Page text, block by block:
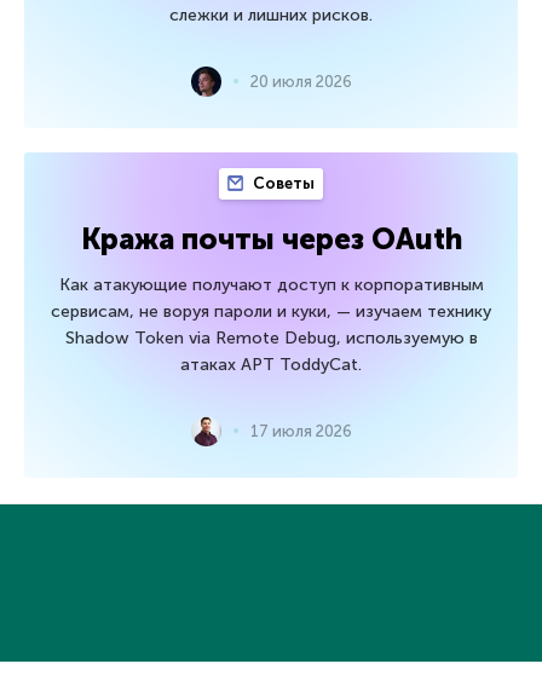
слежки и лишних рисков.
20 июля 2026
Советы
Кража почты через OAuth
Как атакующие получают доступ к корпоративным
сервисам, не воруя пароли и куки, — изучаем технику
Shadow Token via Remote Debug, используемую в
атаках APT ToddyCat.
17 июля 2026